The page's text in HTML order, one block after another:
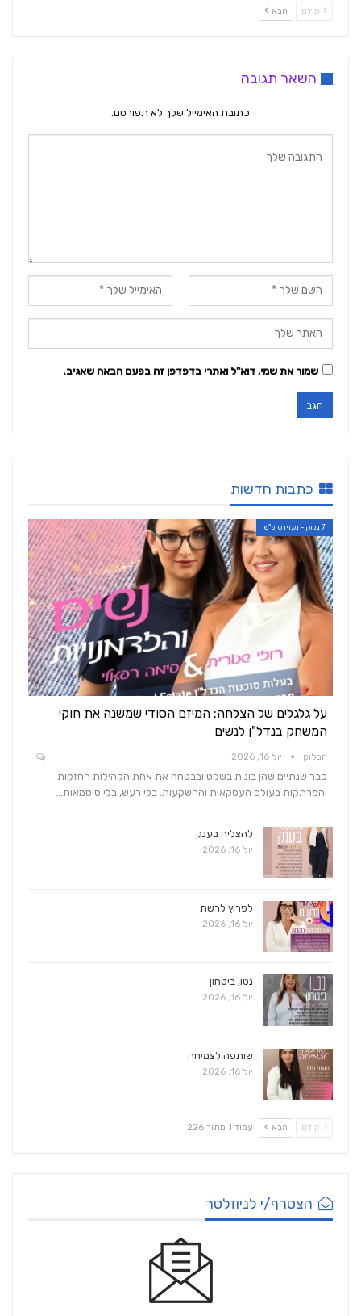
קודם הבא
השאר תגובה
כתובת האימייל שלך לא תפורסם.
שמור את שמי, דוא"ל ואתרי בדפדפן זה בפעם הבאה שאגיב.
כתבות חדשות
7 בלוק - מגזין סופ"ש
על גלגלים של הצלחה: המיזם הסודי שמשנה את חוקי
המשחק בנדל"ן לנשים
הבלוק יול 16, 2026
כבר שנתיים שהן בונות בשקט ובבטחה את אחת הקהילות החזקות
והמרתקות בעולם העסקאות וההשקעות. בלי רעש, בלי סיסמאות…
להצליח בענק
יול 16, 2026
לפרוץ לרשת
יול 16, 2026
נטו, ביטחון
יול 16, 2026
שותפה לצמיחה
יול 16, 2026
קודם הבא עמוד 1 מתוך 226
הצטרף/י לניוזלטר